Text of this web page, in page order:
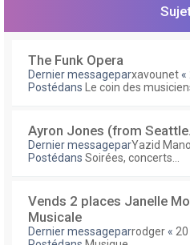
The Funk Opera
Dernier messageparxavounet «
Postédans
Le coin des
Ayron Jones (from
Dernier messageparYazid
Postédans Soirées, concerts...
Vends 2 places Janelle
Musicale
Dernier messageparrodger «